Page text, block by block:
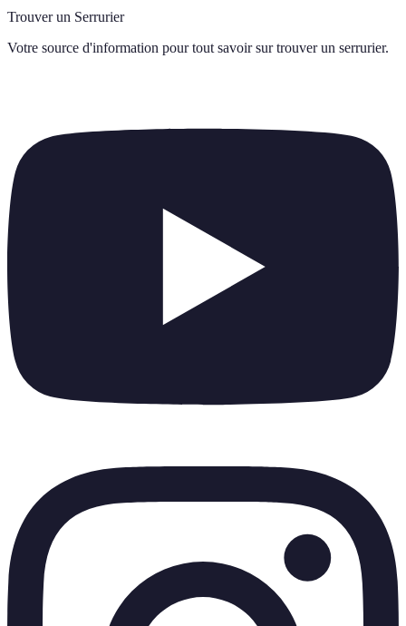
Trouver un Serrurier
Votre source d'information pour tout savoir sur trouver un serrurier.